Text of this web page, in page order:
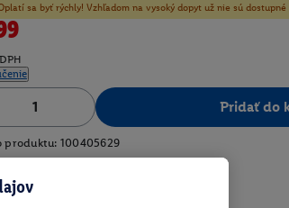
sa byť rýchly! Vzhľadom na vysoký dopyt už nie sú
Pridať do
produktu: 100405629